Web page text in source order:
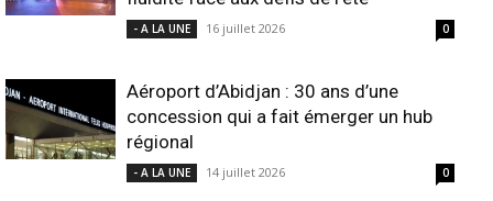
- A LA UNE 16 juillet 2026 0
Aéroport d’Abidjan : 30 ans d’une
concession qui a fait émerger un hub
régional
- A LA UNE 14 juillet 2026 0